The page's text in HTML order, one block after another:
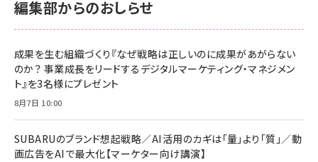
編集部からのおしらせ
成果を生む組織づくり『なぜ戦略は正しいのに成果があがらない
のか？ 事業成長をリードするデジタルマーケティング・マネジメン
ト』を3名様にプレゼント
8月7日 10:00
SUBARUのブランド想起戦略／AI活用のカギは「量」より「質」／動
画広告をAIで最大化【マーケター向け講演】